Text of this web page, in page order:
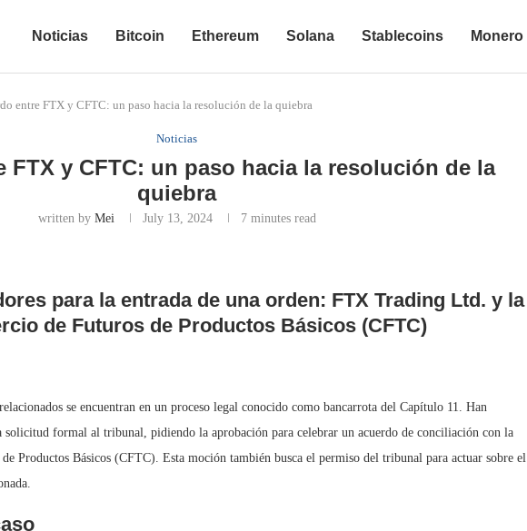
Noticias Bitcoin Ethereum Solana Stablecoins Monero
entre FTX y CFTC: un paso hacia la resolución de la quiebra
Noticias
FTX y CFTC: un paso hacia la resolución de la
quiebra
written by Mei July 13, 2024 7 minutes read
para la entrada de una orden: FTX Trading Ltd. y la
de Futuros de Productos Básicos (CFTC)
se encuentran en un proceso legal conocido como bancarrota del Capítulo 11. Han
solicitud formal al tribunal, pidiendo la aprobación para celebrar un acuerdo de conciliación con la
Productos Básicos (CFTC). Esta moción también busca el permiso del tribunal para actuar sobre el